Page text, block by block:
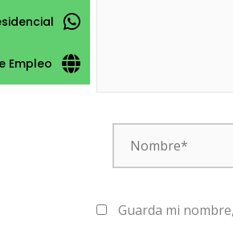
Nombre*
Guarda mi
Empleo